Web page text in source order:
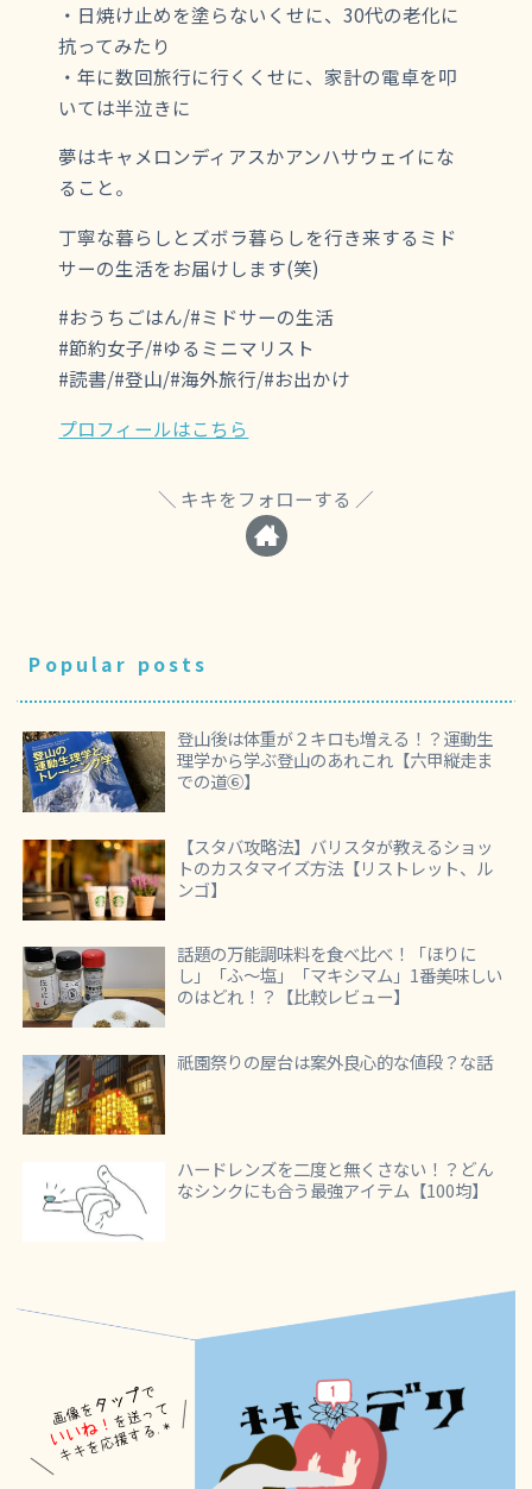
・日焼け止めを塗らないくせに、30代の老化に
抗ってみたり
・年に数回旅行に行くくせに、家計の電卓を叩
いては半泣きに
夢はキャメロンディアスかアンハサウェイにな
ること。
丁寧な暮らしとズボラ暮らしを行き来するミド
サーの生活をお届けします(笑)
#おうちごはん/#ミドサーの生活
#節約女子/#ゆるミニマリスト
#読書/#登山/#海外旅行/#お出かけ
プロフィールはこちら
キキをフォローする
Popular posts
登山後は体重が２キロも増える！？運動生
理学から学ぶ登山のあれこれ【六甲縦走ま
での道⑥】
【スタバ攻略法】バリスタが教えるショッ
トのカスタマイズ方法【リストレット、ル
ンゴ】
話題の万能調味料を食べ比べ！「ほりに
し」「ふ～塩」「マキシマム」1番美味しい
のはどれ！？【比較レビュー】
祇園祭りの屋台は案外良心的な値段？な話
ハードレンズを二度と無くさない！？どん
なシンクにも合う最強アイテム【100均】